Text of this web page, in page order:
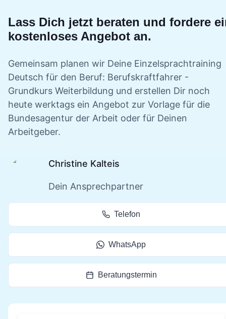
Lass Dich jetzt beraten und fordere
kostenloses Angebot an.
Gemeinsam planen wir Deine Einzelsprachtraining
Deutsch für den Beruf: Berufskraftfahrer -
Grundkurs Weiterbildung und erstellen Dir noch
heute werktags ein Angebot zur Vorlage für die
Bundesagentur der Arbeit oder für Deinen
Arbeitgeber.
Christine Kalteis
Dein Ansprechpartner
Telefon
WhatsApp
Beratungstermin